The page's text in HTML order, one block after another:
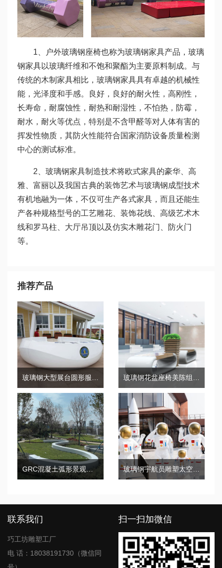
1、户外玻璃钢座椅也称为玻璃钢家具产品，玻璃
钢家具以玻璃纤维和不饱和聚酯为主要原料制成。与
传统的木制家具相比，玻璃钢家具具有卓越的机械性
能，光泽度和手感。良好，良好的耐火性，高刚性，
长寿命，耐腐蚀性，耐热和耐湿性，不怕热，防霉，
耐水，耐火等优点，特别是不含甲醛等对人体有害的
挥发性物质，其防火性能符合国家消防设备质量检测
中心的测试标准。
2、玻璃钢家具制造技术将欧式家具的豪华、高
雅、富丽以及我国古典的装饰艺术与玻璃钢成型技术
有机地融为一体，不仅可生产各式家具，而且还能生
产各种规格型号的工艺雕花、装饰花线、高级艺术木
线和罗马柱、大厅吊顶以及仿实木雕花门、防火门
等。
推荐产品
联系我们
巧工坊雕塑工厂
电 话：18038191730（微信同
扫一扫加微信